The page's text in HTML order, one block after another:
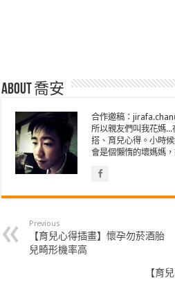
About 喬安
合作邀稿：
所以親友們叫我花媽
搭、育兒心得。小時
會是個懶惰的壞媽媽
Previous
【育兒心得插畫】懷孕勿菸酒胎
兒畸形機率高
【育